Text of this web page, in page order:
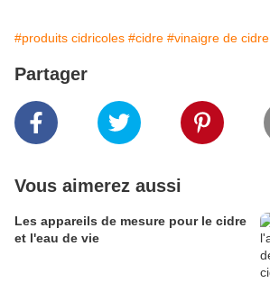
#produits cidricoles #cidre #vinaigre de cidre
Partager
Vous aimerez aussi
Les appareils de mesure pour le cidre
et l'eau de vie